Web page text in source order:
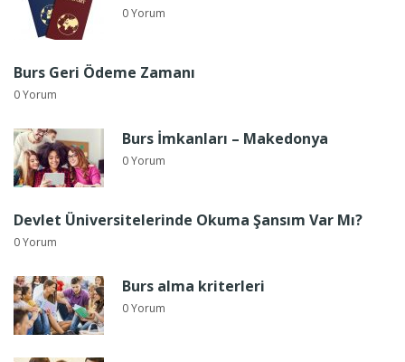
0 Yorum
Burs Geri Ödeme Zamanı
0 Yorum
Burs İmkanları – Makedonya
0 Yorum
Devlet Üniversitelerinde Okuma Şansım Var Mı?
0 Yorum
Burs alma kriterleri
0 Yorum